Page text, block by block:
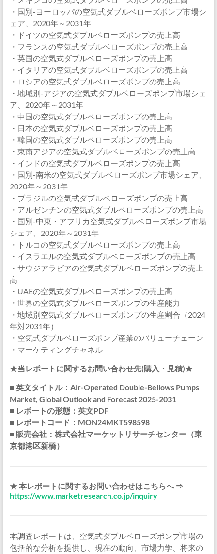
・国別-ヨーロッパの空気式ダブルベローズポンプ市場シ
ェア、2020年～2031年
・ドイツの空気式ダブルベローズポンプの売上高
・フランスの空気式ダブルベローズポンプの売上高
・英国の空気式ダブルベローズポンプの売上高
・イタリアの空気式ダブルベローズポンプの売上高
・ロシアの空気式ダブルベローズポンプの売上高
・地域別-アジアの空気式ダブルベローズポンプ市場シェ
ア、2020年～2031年
・中国の空気式ダブルベローズポンプの売上高
・日本の空気式ダブルベローズポンプの売上高
・韓国の空気式ダブルベローズポンプの売上高
・東南アジアの空気式ダブルベローズポンプの売上高
・インドの空気式ダブルベローズポンプの売上高
・国別-南米の空気式ダブルベローズポンプ市場シェア、
2020年～2031年
・ブラジルの空気式ダブルベローズポンプの売上高
・アルゼンチンの空気式ダブルベローズポンプの売上高
・国別-中東・アフリカ空気式ダブルベローズポンプ市場
シェア、2020年～2031年
・トルコの空気式ダブルベローズポンプの売上高
・イスラエルの空気式ダブルベローズポンプの売上高
・サウジアラビアの空気式ダブルベローズポンプの売上
高
・UAEの空気式ダブルベローズポンプの売上高
・世界の空気式ダブルベローズポンプの生産能力
・地域別空気式ダブルベローズポンプの生産割合（2024
年対2031年）
・空気式ダブルベローズポンプ産業のバリューチェーン
・マーケティングチャネル
★当レポートに関するお問い合わせ先(購入・見積)★
■ 英文タイトル：Air-Operated Double-Bellows Pumps
Market, Global Outlook and Forecast 2025-2031
■ レポートの形態：英文PDF
■ レポートコード：MON24MKT598598
■ 販売会社：株式会社マーケットリサーチセンター（東
京都港区新橋）
★ 本レポートに関するお問い合わせはこちらへ ⇒
https://www.marketresearch.co.jp/inquiry
本調査レポートは、空気式ダブルベローズポンプ市場の
包括的な分析を提供し、現在の動向、市場力学、将来の